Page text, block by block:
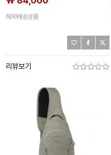
해외배송상품
리뷰보기